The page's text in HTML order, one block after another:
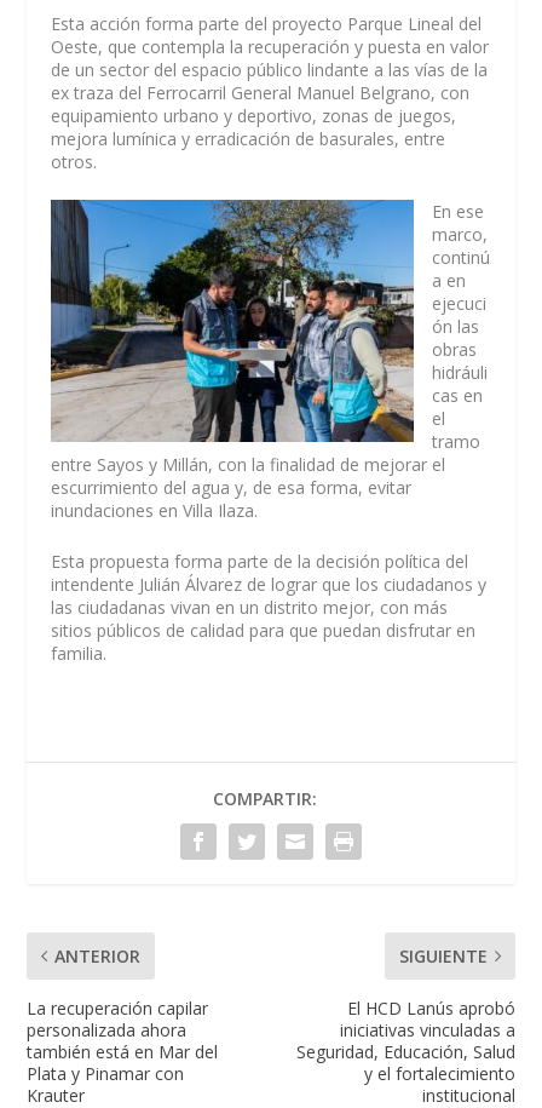
Esta acción forma parte del proyecto Parque Lineal del
Oeste, que contempla la recuperación y puesta en valor
de un sector del espacio público lindante a las vías de la
ex traza del Ferrocarril General Manuel Belgrano, con
equipamiento urbano y deportivo, zonas de juegos,
mejora lumínica y erradicación de basurales, entre
otros.
En ese
marco,
continú
a en
ejecuci
ón las
obras
hidráuli
cas en
el
tramo
entre Sayos y Millán, con la finalidad de mejorar el
escurrimiento del agua y, de esa forma, evitar
inundaciones en Villa Ilaza.
Esta propuesta forma parte de la decisión política del
intendente Julián Álvarez de lograr que los ciudadanos y
las ciudadanas vivan en un distrito mejor, con más
sitios públicos de calidad para que puedan disfrutar en
familia.
COMPARTIR:
ANTERIOR
La recuperación capilar
personalizada ahora
también está en Mar del
Plata y Pinamar con
Krauter
SIGUIENTE
El HCD Lanús aprobó
iniciativas vinculadas a
Seguridad, Educación, Salud
y el fortalecimiento
institucional